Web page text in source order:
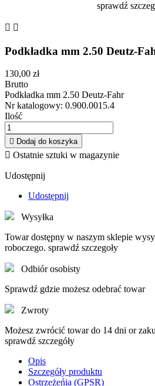
sprawdź
 
Podkładka mm 2.50 Deutz-
130,00 zł
Brutto
Podkładka mm 2.50 Deutz-Fahr
Nr katalogowy: 0.900.0015.4
Ilość
 Dodaj do koszyka
 Ostatnie sztuki w magazynie
Udostępnij
Udostępnij
Wysyłka
Towar dostępny w naszym sklepie
roboczego. sprawdź szczegoły
Odbiór osobisty
Sprawdź gdzie możesz odebrać towar
Zwroty
Możesz zwrócić towar do 14 dni or
sprawdź szczegóły
Opis
Szczegóły produktu
Ostrzeżeńia (GPSR)